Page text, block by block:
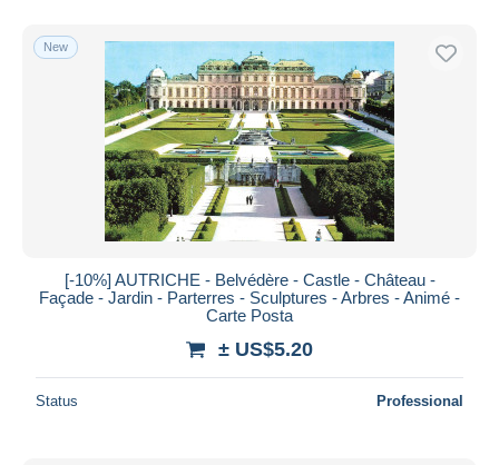
New
[-10%] AUTRICHE - Belvédère - Castle - Château -
Façade - Jardin - Parterres - Sculptures - Arbres - Animé -
Carte Posta
± US$5.20
Status Professional